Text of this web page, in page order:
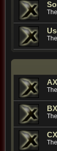
AX
BX
CX